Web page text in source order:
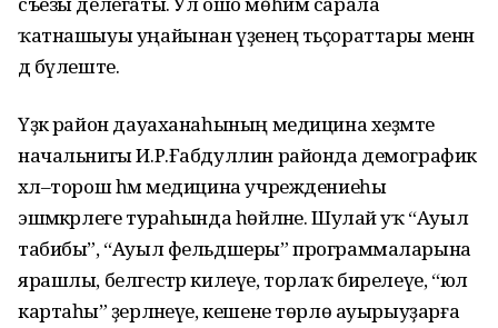
ҡатнашыуы уңайынан үҙенең тәьҫораттары менән
дә бүлеште.
Үҙәк район дауаханаһының медицина хеҙмәте
начальнигы И.Р.Ғабдуллин районда демографик
хәл–торош һәм медицина учреждениеһы
эшмәкәрлеге тураһында һөйләне. Шулай уҡ “Ауыл
табибы”, “Ауыл фельдшеры” программаларына
ярашлы, белгестәр килеүе, торлаҡ бирелеүе, “юл
картаһы” әҙерләнеүе, кешене төрлө ауырыуҙарға